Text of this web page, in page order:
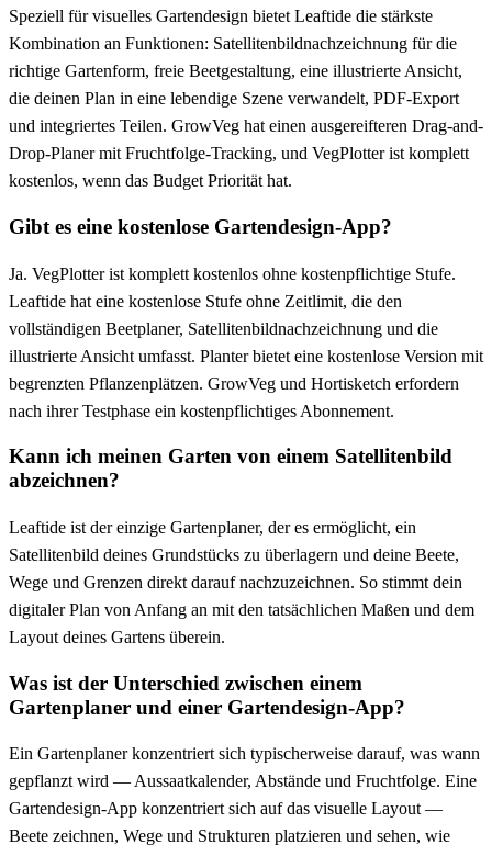
Speziell für visuelles Gartendesign bietet Leaftide die stärkste
Kombination an Funktionen: Satellitenbildnachzeichnung für die
richtige Gartenform, freie Beetgestaltung, eine illustrierte Ansicht,
die deinen Plan in eine lebendige Szene verwandelt, PDF-Export
und integriertes Teilen. GrowVeg hat einen ausgereifteren Drag-and-
Drop-Planer mit Fruchtfolge-Tracking, und VegPlotter ist komplett
kostenlos, wenn das Budget Priorität hat.
Gibt es eine kostenlose Gartendesign-App?
Ja. VegPlotter ist komplett kostenlos ohne kostenpflichtige Stufe.
Leaftide hat eine kostenlose Stufe ohne Zeitlimit, die den
vollständigen Beetplaner, Satellitenbildnachzeichnung und die
illustrierte Ansicht umfasst. Planter bietet eine kostenlose Version mit
begrenzten Pflanzenplätzen. GrowVeg und Hortisketch erfordern
nach ihrer Testphase ein kostenpflichtiges Abonnement.
Kann ich meinen Garten von einem Satellitenbild
abzeichnen?
Leaftide ist der einzige Gartenplaner, der es ermöglicht, ein
Satellitenbild deines Grundstücks zu überlagern und deine Beete,
Wege und Grenzen direkt darauf nachzuzeichnen. So stimmt dein
digitaler Plan von Anfang an mit den tatsächlichen Maßen und dem
Layout deines Gartens überein.
Was ist der Unterschied zwischen einem
Gartenplaner und einer Gartendesign-App?
Ein Gartenplaner konzentriert sich typischerweise darauf, was wann
gepflanzt wird — Aussaatkalender, Abstände und Fruchtfolge. Eine
Gartendesign-App konzentriert sich auf das visuelle Layout —
Beete zeichnen, Wege und Strukturen platzieren und sehen, wie